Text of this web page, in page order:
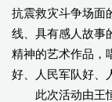
抗震救灾斗争场面
线、具有感人故事
精神的艺术作品，
好、人民军队好、
此次活动由王恒